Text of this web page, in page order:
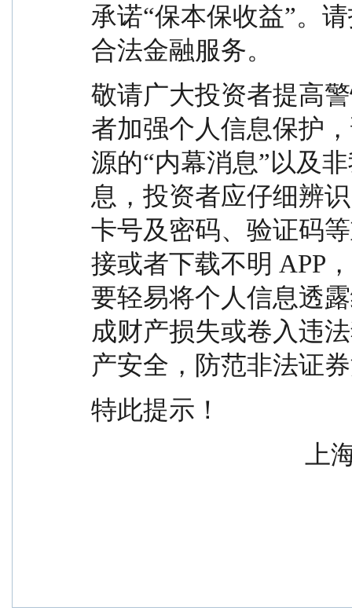
承诺“保本保收益”。
合法金融服务。
敬请广大投资者提高
者加强个人信息保护
源的“内幕消息”以及
息，投资者应仔细辨
卡号及密码、验证码
接或者下载不明 APP
要轻易将个人信息透
成财产损失或卷入违
产安全，防范非法证
特此提示！